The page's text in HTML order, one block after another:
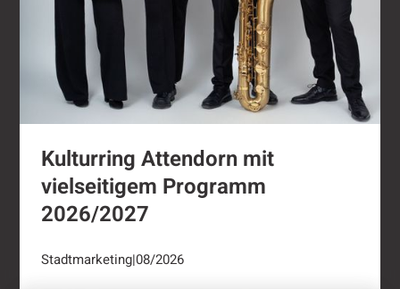
Kulturring Attendorn mit
vielseitigem Programm
2026/2027
Stadtmarketing|08/2026